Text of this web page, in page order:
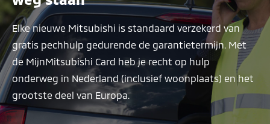
Elke nieuwe Mitsubishi is standaard verzekerd van
gratis pechhulp gedurende de garantietermijn. Met
de MijnMitsubishi Card heb je recht op hulp
onderweg in Nederland (inclusief woonplaats) en het
grootste deel van Europa.